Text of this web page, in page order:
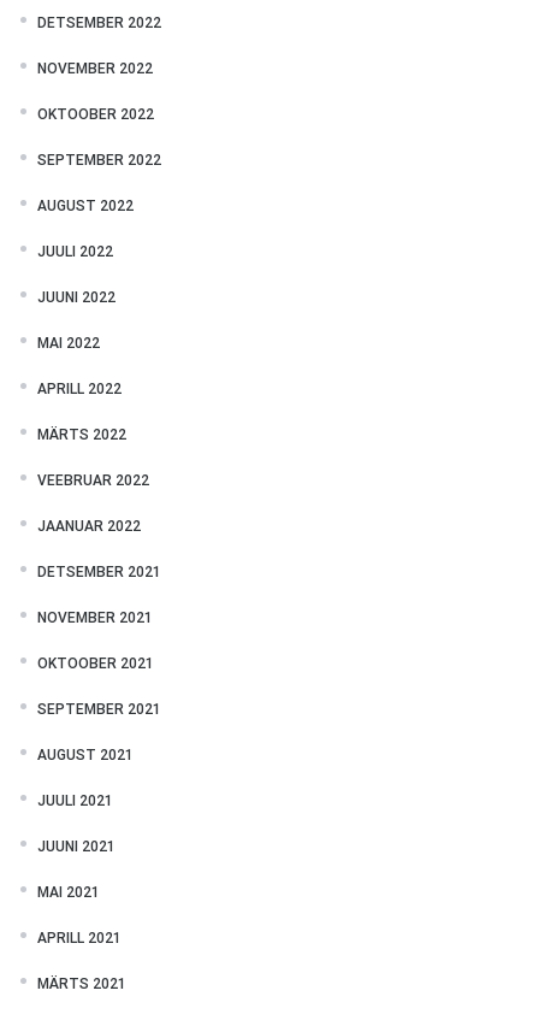
DETSEMBER 2022
NOVEMBER 2022
OKTOOBER 2022
SEPTEMBER 2022
AUGUST 2022
JUULI 2022
JUUNI 2022
MAI 2022
APRILL 2022
MÄRTS 2022
VEEBRUAR 2022
JAANUAR 2022
DETSEMBER 2021
NOVEMBER 2021
OKTOOBER 2021
SEPTEMBER 2021
AUGUST 2021
JUULI 2021
JUUNI 2021
MAI 2021
APRILL 2021
MÄRTS 2021